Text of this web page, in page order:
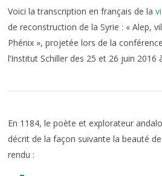
Voici la transcription en français de la
de reconstruction de la Syrie : « Alep,
Phénix », projetée lors de la
l’Institut Schiller des 25 et 26 juin 2016
En 1184, le poète et explorateur
décrit de la façon suivante la beauté de
rendu :